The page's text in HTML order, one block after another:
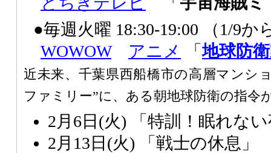
●毎週火曜 18:30-19:00 （1/9
WOWOW
アニメ 「地球防
近未来、千葉県西船橋市の高層マンシ
ファミリー”に、ある朝地球防衛の指令
2月6日(火) 「特訓！眠れな
2月13日(火) 「戦士の休息」